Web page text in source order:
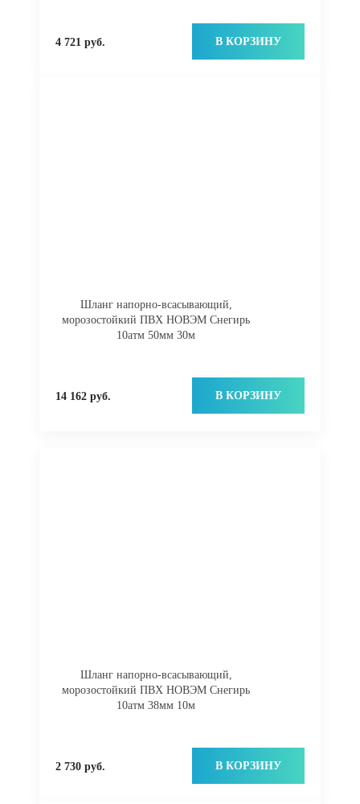
4 721 руб. В КОРЗИНУ
Шланг напорно-всасывающий,
морозостойкий ПВХ НОВЭМ Снегирь
10атм 50мм 30м
14 162 руб. В КОРЗИНУ
Шланг напорно-всасывающий,
морозостойкий ПВХ НОВЭМ Снегирь
10атм 38мм 10м
2 730 руб. В КОРЗИНУ